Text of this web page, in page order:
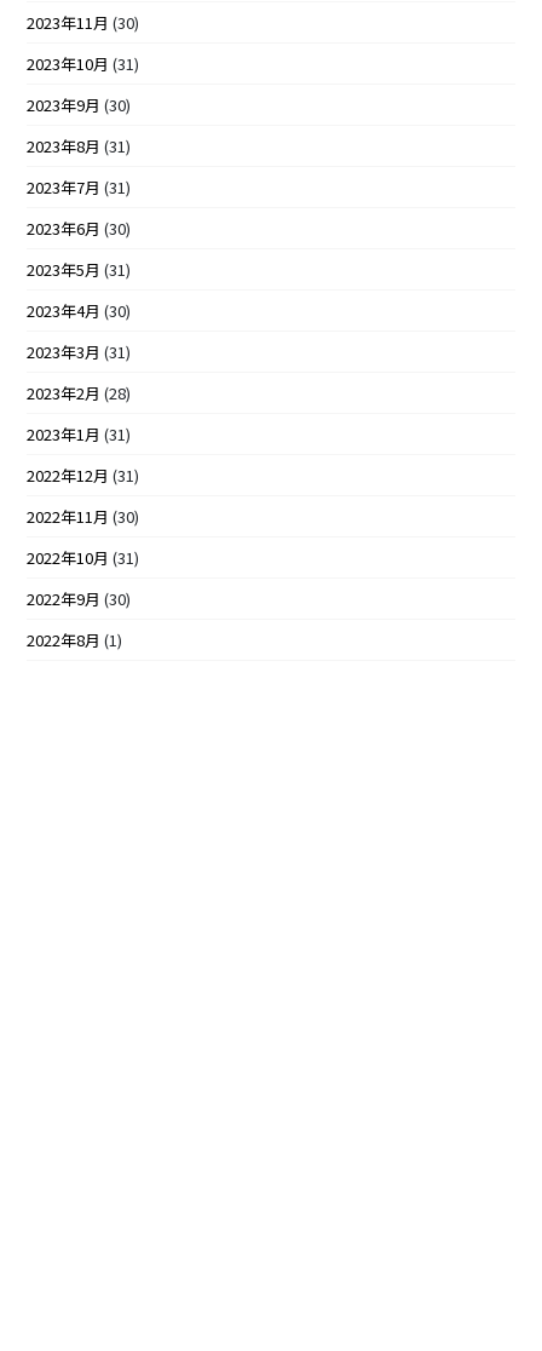
2023年11月 (30)
2023年10月 (31)
2023年9月 (30)
2023年8月 (31)
2023年7月 (31)
2023年6月 (30)
2023年5月 (31)
2023年4月 (30)
2023年3月 (31)
2023年2月 (28)
2023年1月 (31)
2022年12月 (31)
2022年11月 (30)
2022年10月 (31)
2022年9月 (30)
2022年8月 (1)